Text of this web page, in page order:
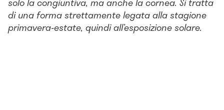
di una forma strettamente legata alla stagione
primavera-estate, quindi all’esposizione solare.